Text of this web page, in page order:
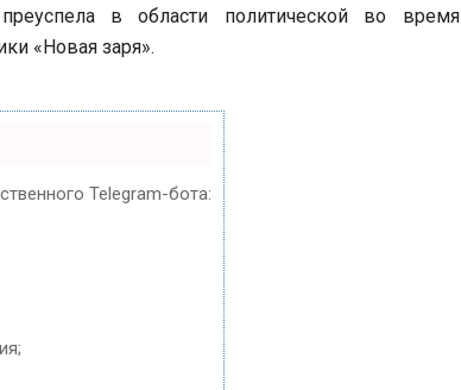
в области политической во время
«Новая заря».
Telegram-бота: